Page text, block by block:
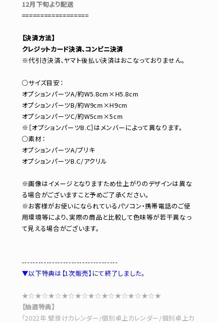
12月下旬より配送
==================
【決済方法】
クレジットカード決済、コンビニ決済
※代引き決済、ヤマト後払い決済はおこなっておりません。
○サイズ目安：
オプションパーツA/約W5.8cm×H5.8cm
オプションパーツB/約W9cm×H9cm
オプションパーツC/約W5cm×5cm
※［オプションパーツB.C］はメンバーによって異なります。
○素材：
オプションパーツA/ブリキ
オプションパーツB.C/アクリル
※画像はイメージとなりますため仕上がりのデザインは異な
る場合がございますこと予めご了承ください。
※お客様がお使いになられているパソコン・携帯電話のご使
用環境等により、実際の商品と比較して色味等が若干異なっ
て見える場合がございます。
-----------------------------------
▼以下特典は【1次販売】にて終了しました。
★☆★☆★☆★☆★☆★☆★☆★☆★☆★☆★
【抽選特典】
「2022年 壁掛けカレンダー/個別卓上カレンダー/個別卓上カ